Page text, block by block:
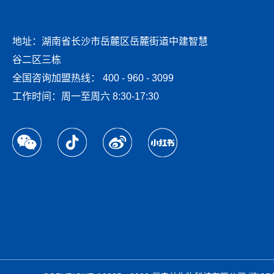
地址：湖南省长沙市岳麓区岳麓街道中建智慧
谷二区三栋
全国咨询加盟热线： 400 - 960 - 3099
工作时间：周一至周六 8:30-17:30